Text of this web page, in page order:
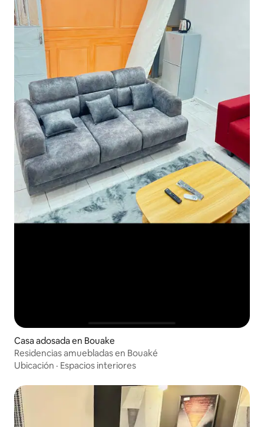
Casa adosada en Bouake
Residencias amuebladas en Bouaké
Ubicación · Espacios interiores